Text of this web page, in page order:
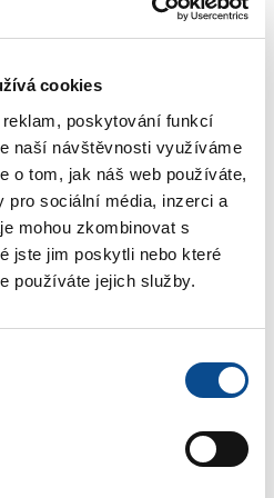
cookies
poskytování funkcí
naší návštěvnosti využíváme
o tom, jak náš web používáte,
sociální média, inzerci a
mohou zkombinovat s
jste jim poskytli nebo které
používáte jejich služby.
dobrý
prodána/pronajata